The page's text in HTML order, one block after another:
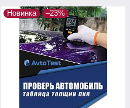
Новинка –23%